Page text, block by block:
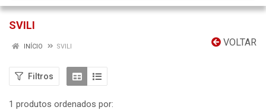
SVILI
VOLTAR
INÍCIO SVILI
Filtros
1 produtos ordenados por: